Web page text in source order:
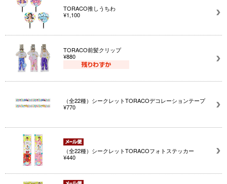
TORACO推しうちわ
¥1,100
TORACO前髪クリップ
¥880
（全22種）シークレットTORACOデコレーションテープ
¥770
（全22種）シークレットTORACOフォトステッカー
¥440